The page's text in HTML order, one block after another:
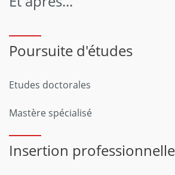
Poursuite d'études
Etudes doctorales
Mastère spécialisé
Insertion professionnelle